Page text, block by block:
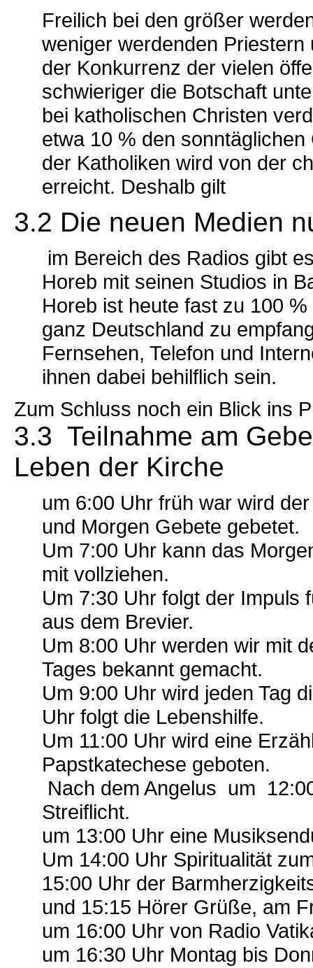
Freilich bei den größer
weniger werdenden
der Konkurrenz der vielen
schwieriger die Botschaft
bei katholischen Christen
etwa 10 % den
der Katholiken wird von der
erreicht. Deshalb gilt
3.2 Die neuen Medien
im Bereich des Radios gibt
Horeb mit seinen Studios in
Horeb ist heute fast zu 100
ganz Deutschland zu
Fernsehen, Telefon und
ihnen dabei behilflich sein.
Zum Schluss noch ein Blick ins
3.3 Teilnahme am
Leben der Kirche
um 6:00 Uhr früh war wird
und Morgen Gebete gebetet.
Um 7:00 Uhr kann das
mit vollziehen.
Um 7:30 Uhr folgt der Impuls
aus dem Brevier.
Um 8:00 Uhr werden wir mit
Tages bekannt gemacht.
Um 9:00 Uhr wird jeden Tag
Uhr folgt die Lebenshilfe.
Um 11:00 Uhr wird eine
Papstkatechese geboten.
Nach dem Angelus um
Streiflicht.
um 13:00 Uhr eine
Um 14:00 Uhr Spiritualität
15:00 Uhr der
und 15:15 Hörer Grüße, am
um 16:00 Uhr von Radio
um 16:30 Uhr Montag bis